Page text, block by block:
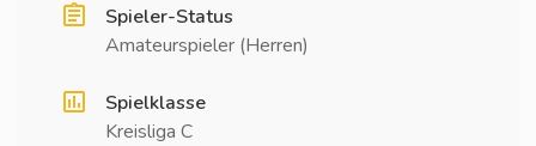
Spieler-Status
Amateurspieler (Herren)
Spielklasse
Kreisliga C